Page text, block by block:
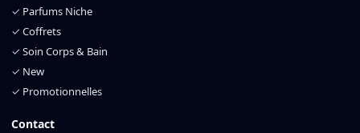
✓ Parfums Niche
✓ Coffrets
✓ Soin Corps & Bain
✓ New
✓ Promotionnelles
Contact